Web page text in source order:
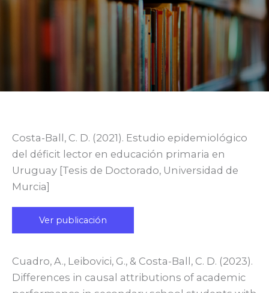
Costa-Ball, C. D. (2021). Estudio epidemiológico
del déficit lector en educación primaria en
Uruguay [Tesis de Doctorado, Universidad de
Murcia]
Ver publicación
Cuadro, A., Leibovici, G., & Costa-Ball, C. D. (2023).
Differences in causal attributions of academic